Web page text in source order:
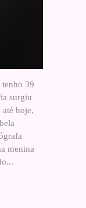
tenho 39
surgiu
até hoje,
menina